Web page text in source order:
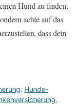
Hund zu finden.
achte auf das
dass dein
, Hunde-
,